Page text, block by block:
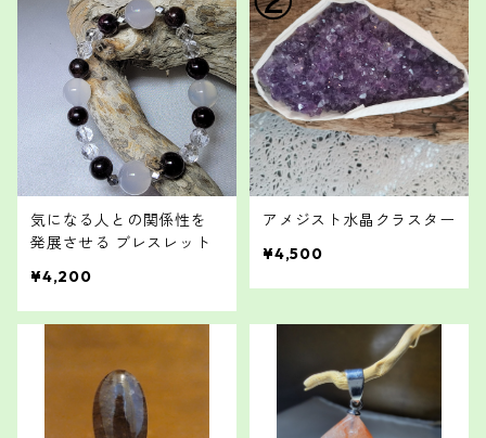
気になる人との関係性を
発展させる ブレスレット
¥4,200
アメジスト水晶クラスター
¥4,500